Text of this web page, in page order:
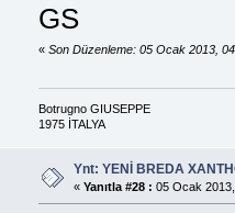
GS
« Son Düzenleme: 05 Ocak 2013,
Botrugno GIUSEPPE
1975 İTALYA
Ynt: YENİ BREDA
« Yanıtla #28 : 05 Ocak